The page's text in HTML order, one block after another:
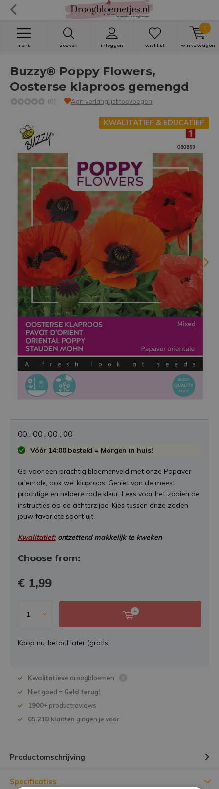
zoeken inloggen
menu wishlist winkelwagen
0
Buzzy® Poppy Flowers,
Oosterse klaproos gemengd
(0) Aan verlanglijst toevoegen
KWALITATIEF & EDUCATIEF
00 : 00 : 00 : 00
Vóór 14:00 besteld = Morgen in huis!
Ga voor een prachtig bloemenveld met onze Papaver
orientale, ook wel klaproos. Geniet van de meest
prachtige en heldere rode kleur. Lees voor het zaaien de
instructies op de achterzijde. Kies tussen onze zaden
jouw favoriete soort uit.
Kwalitatief:ontzettend makkelijk te kweken
Choose from:
€ 1,99
Koop nu, betaal later (gratis)
Kwalitatieve droogbloemen
Niet goed = Geld terug!
1900+ productreviews
65.218 klanten gingen je voor
Productomschrijving
Specificaties